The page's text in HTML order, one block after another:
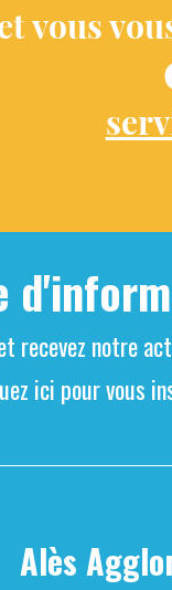
vous
recevez notre
ici pour vous
Alès